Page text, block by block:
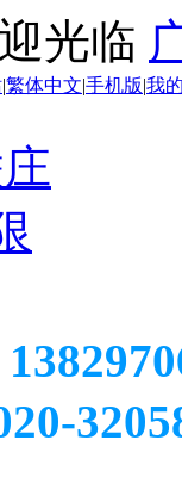
光临
|繁体中文|手机版|我